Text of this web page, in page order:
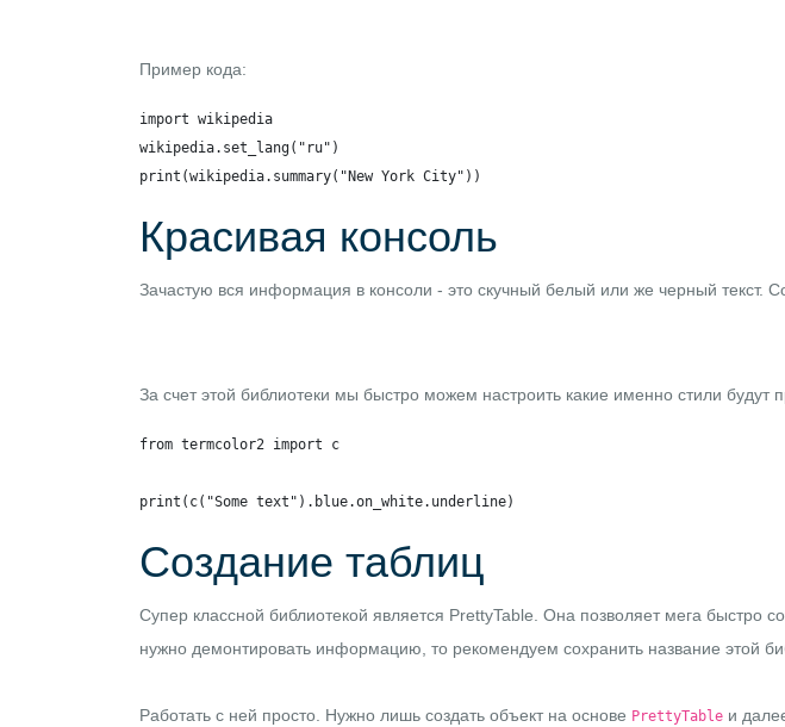
Пример кода:
import wikipedia
wikipedia.set_lang("ru")
print(wikipedia.summary("New York City"))
Красивая консоль
Зачастую вся информация в консоли - это скучный белый или же черный текст.
За счет этой библиотеки мы быстро можем настроить какие именно стили будут
from termcolor2 import c
print(c("Some text").blue.on_white.underline)
Создание таблиц
Супер классной библиотекой является PrettyTable. Она позволяет мега быстро
нужно демонтировать информацию, то рекомендуем сохранить название этой
Работать с ней просто. Нужно лишь создать объект на основе PrettyTable и